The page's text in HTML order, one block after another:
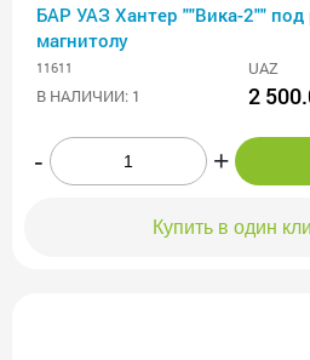
БАР УАЗ Хантер ""Вика-2"" под
магнитолу
11611
UAZ
В НАЛИЧИИ: 1
2
- +
Купить в один